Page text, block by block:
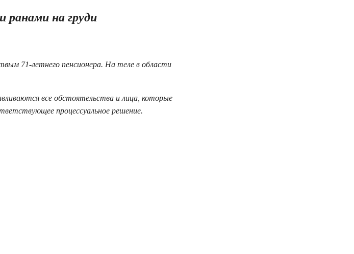
ранами на груди
71-летнего пенсионера. На теле в области
все обстоятельства и лица, которые
процессуальное решение.